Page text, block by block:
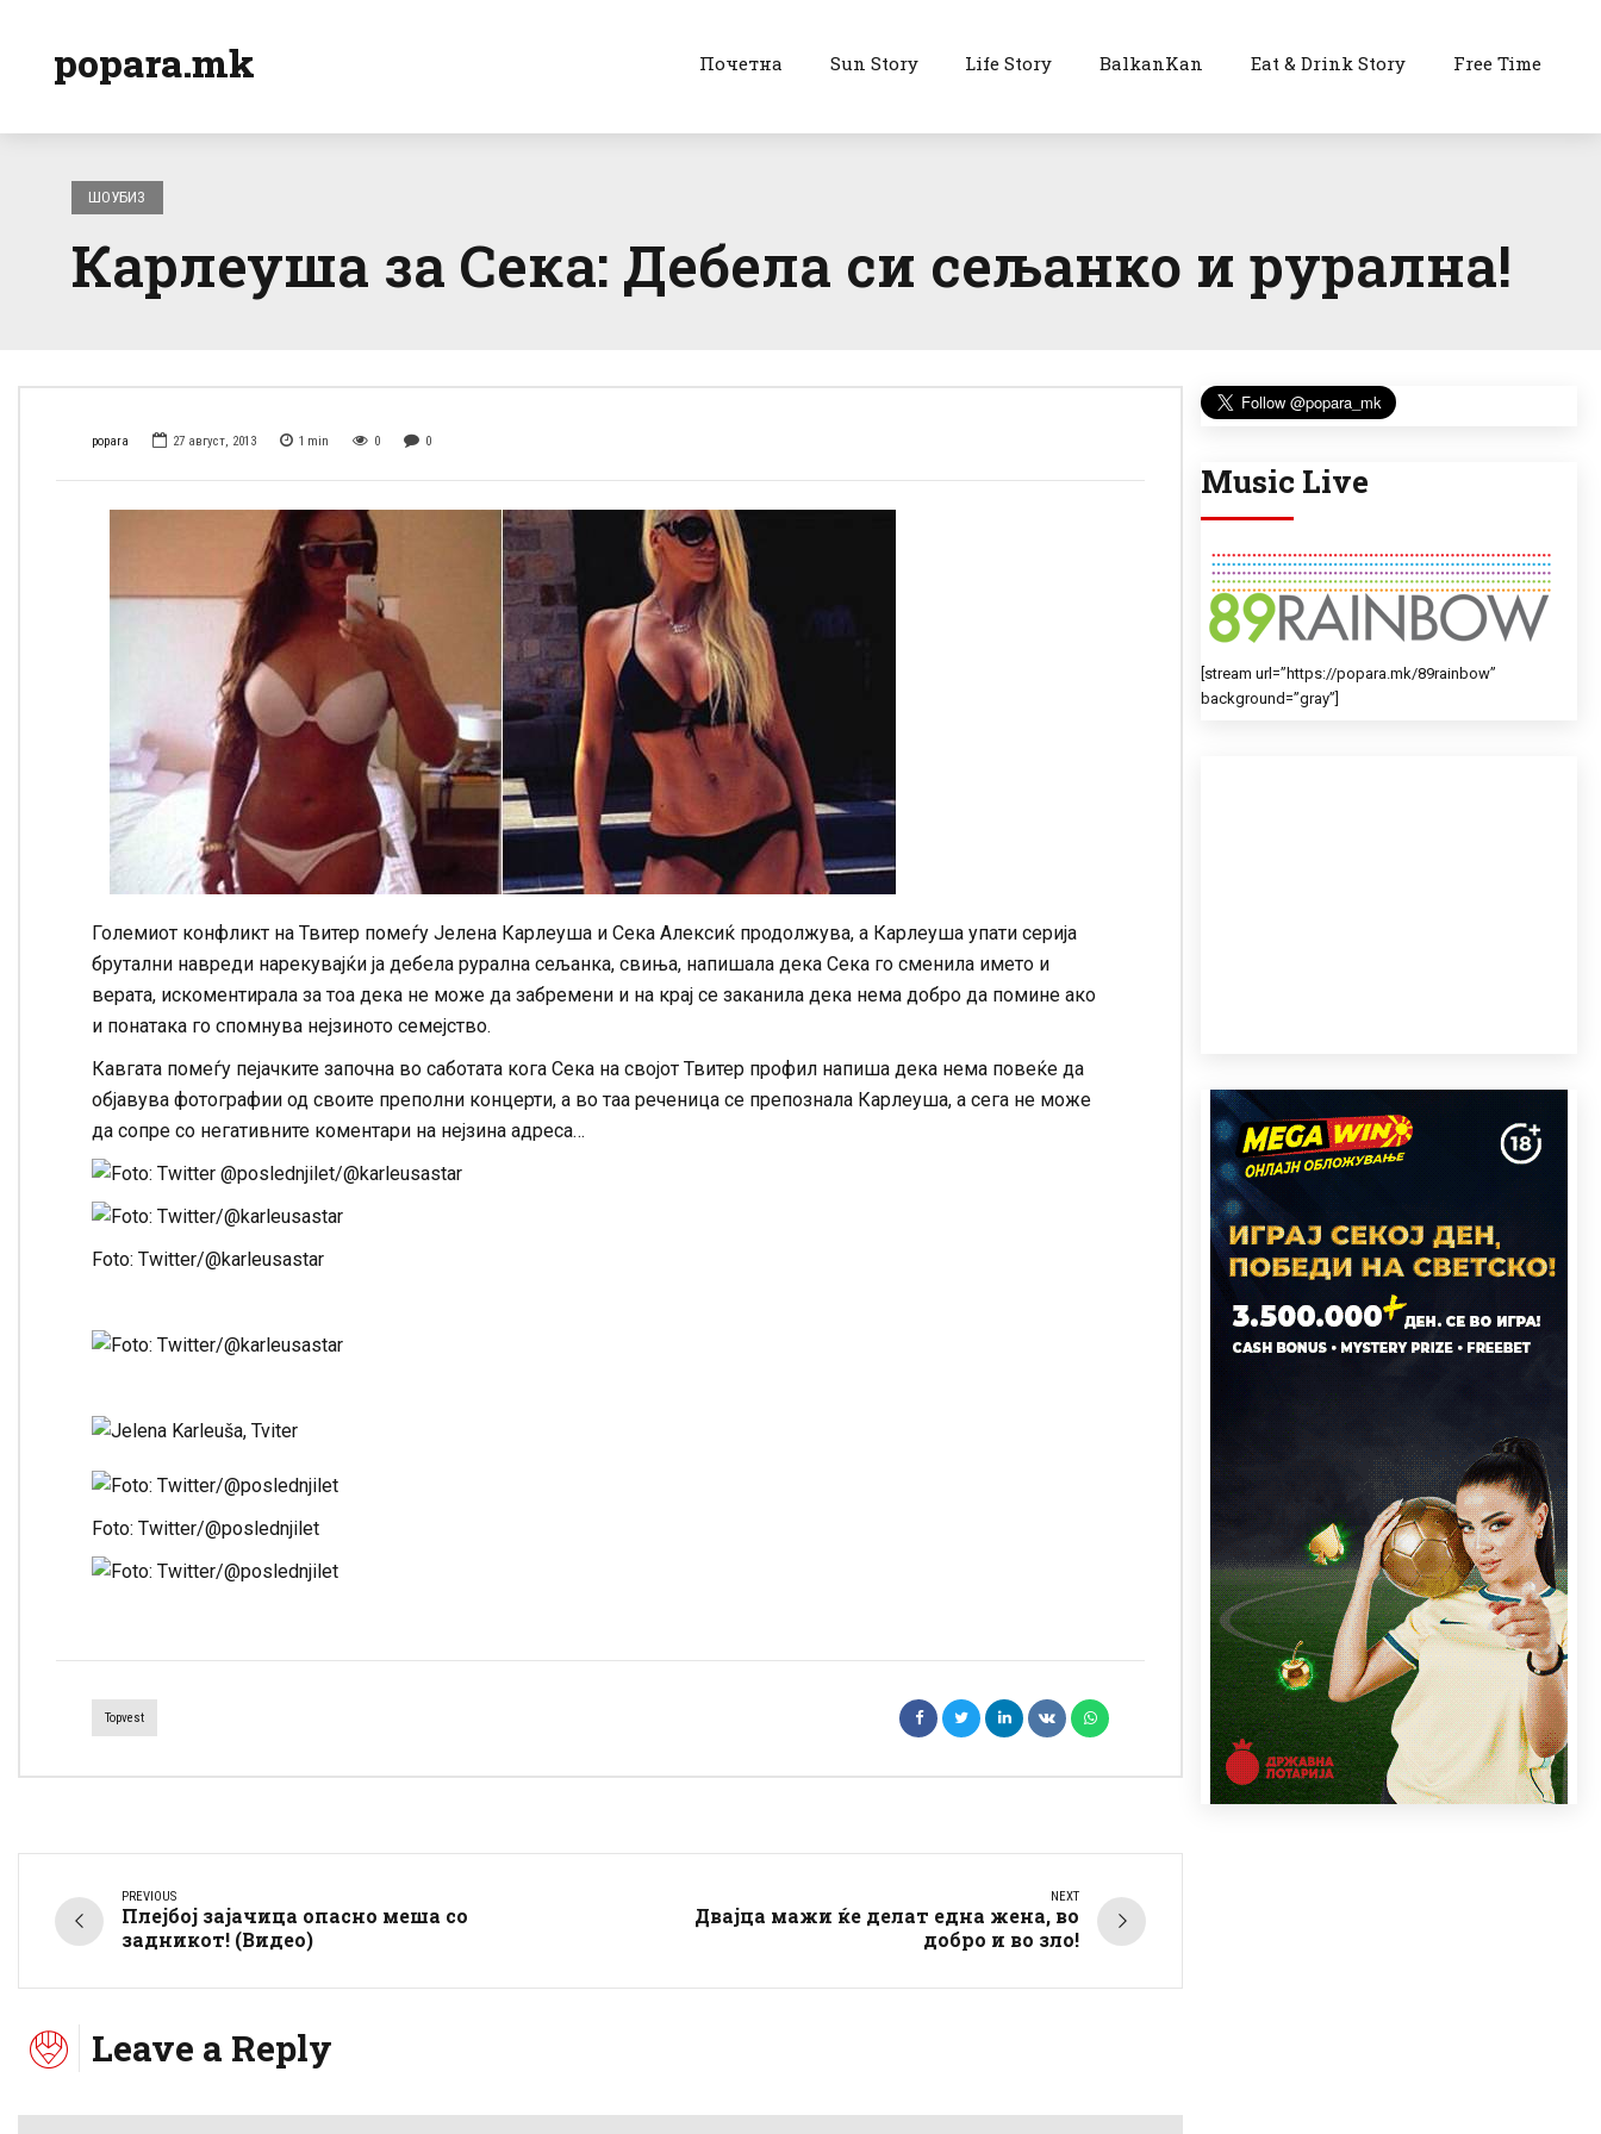
popara.mk Почетна Sun Story Life Story BalkanKan Eat & Drink Story Free Time
ШОУБИЗ
Карлеуша за Сека: Дебела си сељанко и рурална!
popara 27 август, 2013 1 min 0 0
Големиот конфликт на Твитер помеѓу Јелена Карлеуша и Сека Алексиќ продолжува, а Карлеуша упати серија
брутални навреди нарекувајќи ја дебела рурална сељанка, свиња, напишала дека Сека го сменила името и
верата, искоментирала за тоа дека не може да забремени и на крај се заканила дека нема добро да помине ако
и понатака го спомнува нејзиното семејство.
Кавгата помеѓу пејачките започна во саботата кога Сека на својот Твитер профил напиша дека нема повеќе да
објавува фотографии од своите преполни концерти, а во таа реченица се препознала Карлеуша, а сега не може
да сопре со негативните коментари на нејзина адреса…
Foto: Twitter/@karleusastar
Foto: Twitter/@poslednjilet
Topvest
PREVIOUS
Плејбој зајачица опасно меша со
задникот! (Видео)
NEXT
Двајца мажи ќе делат една жена, во
добро и во зло!
Leave a Reply
Music Live
[stream url=”https://popara.mk/89rainbow”
background=”gray”]